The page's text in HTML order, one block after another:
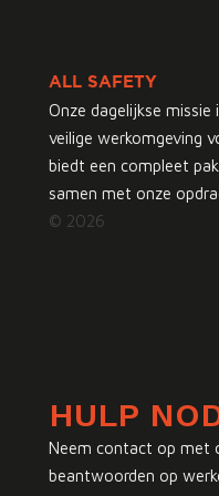
ALL SAFETY
Onze dagelijkse
veilige werkomgeving
biedt een compleet
samen met onze
© 2026
HULP
Neem contact op met
beantwoorden op